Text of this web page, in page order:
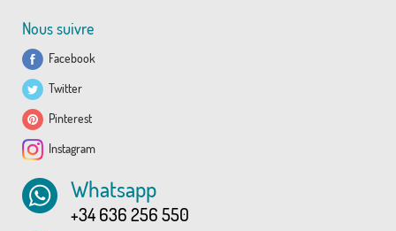
Nous suivre
Facebook
Twitter
Pinterest
Instagram
Whatsapp
+34 636 256 550